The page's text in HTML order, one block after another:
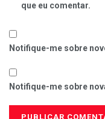
que eu comentar.
Notifique-me sobre
Notifique-me sobre